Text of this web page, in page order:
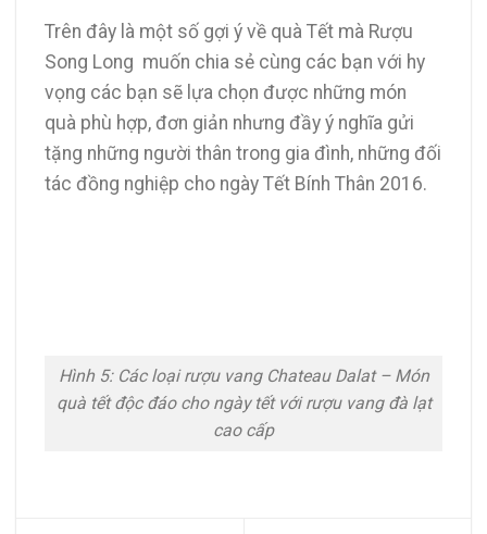
Trên đây là một số gợi ý về quà Tết mà Rượu
Song Long muốn chia sẻ cùng các bạn với hy
vọng các bạn sẽ lựa chọn được những món
quà phù hợp, đơn giản nhưng đầy ý nghĩa gửi
tặng những người thân trong gia đình, những đối
tác đồng nghiệp cho ngày Tết Bính Thân 2016.
Hình 5: Các loại rượu vang Chateau Dalat – Món
quà tết độc đáo cho ngày tết với rượu vang đà lạt
cao cấp